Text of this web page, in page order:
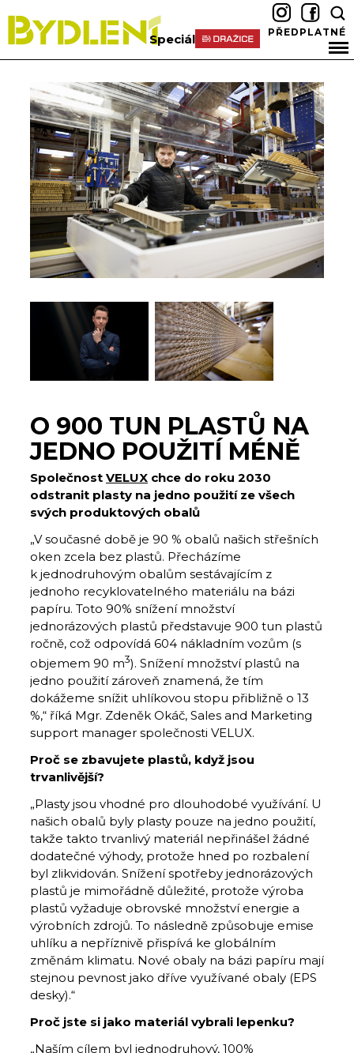
Speciál PŘEDPLATNÉ
O 900 TUN PLASTŮ NA
JEDNO POUŽITÍ MÉNĚ
Společnost VELUX chce do roku 2030
odstranit plasty na jedno použití ze všech
svých produktových obalů
„V současné době je 90 % obalů našich střešních
oken zcela bez plastů. Přecházíme
k jednodruhovým obalům sestávajícím z
jednoho recyklovatelného materiálu na bázi
papíru. Toto 90% snížení množství
jednorázových plastů představuje 900 tun plastů
ročně, což odpovídá 604 nákladním vozům (s
objemem 90 m3). Snížení množství plastů na
jedno použití zároveň znamená, že tím
dokážeme snížit uhlíkovou stopu přibližně o 13
%,“ říká Mgr. Zdeněk Okáč, Sales and Marketing
support manager společnosti VELUX.
Proč se zbavujete plastů, když jsou
trvanlivější?
„Plasty jsou vhodné pro dlouhodobé využívání. U
našich obalů byly plasty pouze na jedno použití,
takže takto trvanlivý materiál nepřinášel žádné
dodatečné výhody, protože hned po rozbalení
byl zlikvidován. Snížení spotřeby jednorázových
plastů je mimořádně důležité, protože výroba
plastů vyžaduje obrovské množství energie a
výrobních zdrojů. To následně způsobuje emise
uhlíku a nepříznivě přispívá ke globálním
změnám klimatu. Nové obaly na bázi papíru mají
stejnou pevnost jako dříve využívané obaly (EPS
desky).“
Proč jste si jako materiál vybrali lepenku?
„Naším cílem byl jednodruhový, 100%